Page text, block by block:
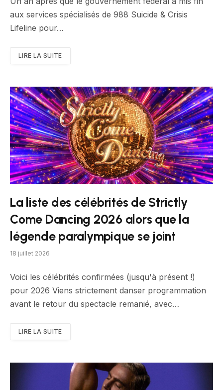
aux services spécialisés de 988 Suicide & Crisis
Lifeline pour…
LIRE LA SUITE
La liste des célébrités de Strictly
Come Dancing 2026 alors que la
légende paralympique se joint
18 juillet 2026
Voici les célébrités confirmées (jusqu'à présent !)
pour 2026 Viens strictement danser programmation
avant le retour du spectacle remanié, avec…
LIRE LA SUITE